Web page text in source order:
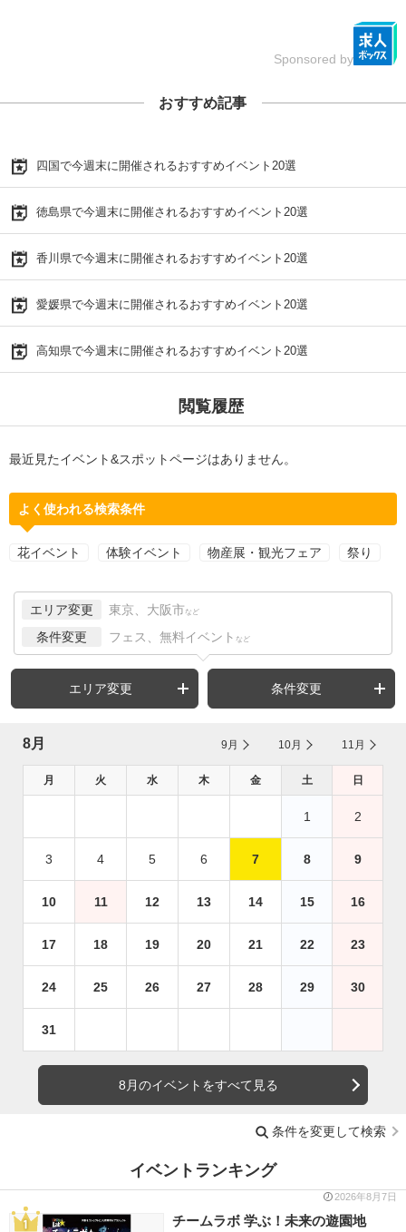
Sponsored by
おすすめ記事
四国で今週末に開催されるおすすめイベント20選
徳島県で今週末に開催されるおすすめイベント20選
香川県で今週末に開催されるおすすめイベント20選
愛媛県で今週末に開催されるおすすめイベント20選
高知県で今週末に開催されるおすすめイベント20選
閲覧履歴
最近見たイベント&スポットページはありません。
よく使われる検索条件
花イベント 体験イベント 物産展・観光フェア 祭り
エリア変更 東京、大阪市 など
条件変更 フェス、無料イベント など
エリア変更 条件変更
8月 9月 10月 11月
月 火 水 木 金 土 日
1 2
3 4 5 6 7 8 9
10 11 12 13 14 15 16
17 18 19 20 21 22 23
24 25 26 27 28 29 30
31
8月のイベントをすべて見る
条件を変更して検索
イベントランキング
2026年8月7日
チームラボ 学ぶ！未来の遊園地